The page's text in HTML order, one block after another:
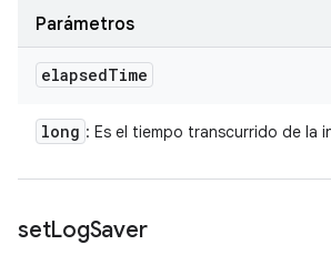
Parámetros
elapsedTime
long : Es el tiempo transcurrido de la
setLogSaver